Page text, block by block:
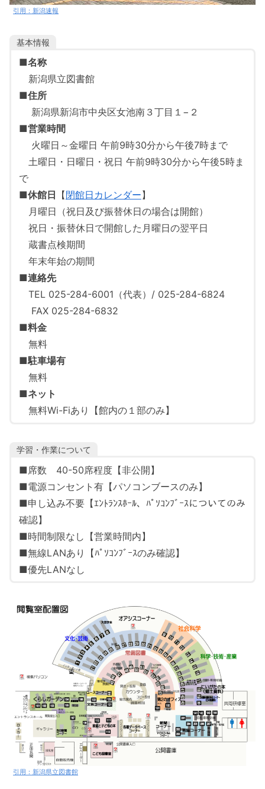
引用：新潟速報
基本情報
■名称
新潟県立図書館
■住所
新潟県新潟市中央区女池南３丁目１−２
■営業時間
火曜日～金曜日 午前9時30分から午後7時まで
土曜日・日曜日・祝日 午前9時30分から午後5時ま
で
■休館日 【閉館日カレンダー】
月曜日（祝日及び振替休日の場合は開館）
祝日・振替休日で開館した月曜日の翌平日
蔵書点検期間
年末年始の期間
■連絡先
TEL 025-284-6001（代表）/ 025-284-6824
FAX 025-284-6832
■料金
無料
■駐車場有
無料
■ネット
無料Wi-Fiあり【館内の１部のみ】
学習・作業について
■席数 40-50席程度【非公開】
■電源コンセント有【パソコンブースのみ】
■申し込み不要【ｴﾝﾄﾗﾝｽﾎｰﾙ、ﾊﾟｿｺﾝﾌﾞｰｽについてのみ
確認】
■時間制限なし【営業時間内】
■無線LANあり【ﾊﾟｿｺﾝﾌﾞｰｽのみ確認】
■優先LANなし
引用：新潟県立図書館